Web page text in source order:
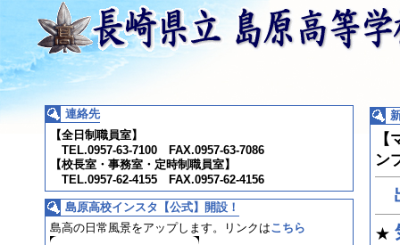
連絡先
【全日制職員室】
TEL.0957-63-7100 FAX.0957-63-7086
【校長室・事務室・定時制職員室】
TEL.0957-62-4155 FAX.0957-62-4156
島原高校インスタ【公式】開設！
島高の日常風景をアップします。
リンクはこちら
ン
★